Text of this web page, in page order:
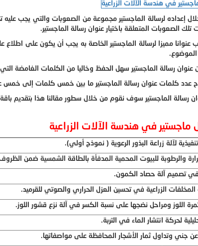
إعداده لرسالة الماجستير مجموعة من الصعوبات والتي يجب
تلك الصعوبات المتعلقة باختيار عنوان رسالة الماجستير.
عنوانا مميزا لرسالة الماجستير الخاصة به يجب أن يكون على
الموضوع.
رسالة الماجستير سهل الحفظ وخاليا من الكلمات الغامضة التي
عدد كلمات عنوان رسالة الماجستير ما بين خمس كلمات إلى خمس
رسالة الماجستير سوف نقوم من خلال سطور مقالنا هذا بتقديم
ماجستير في هندسة الآلات الزراعية
لآلة زراعة البذور الرعوية ( نموذج أولي).
والرطوبة للبيوت المحمية المدفأة بالطاقة الشمسية ضمن
في تصميم آلة حصاد الكمون.
المخلفات الزراعية في تحسين العزل الحراري والصوتي للقرميد.
اللوز ومراحل نضجها على نسبة الكسر في آلة نزع قشور اللوز.
لحركة انتشار الماء في التربة.
عن جني وتداول ثمار الأشجار المحافظة على مواصفاتها.